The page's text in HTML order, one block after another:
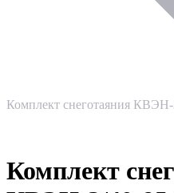
Комплект снеготаяния КВЭН-
Комплект